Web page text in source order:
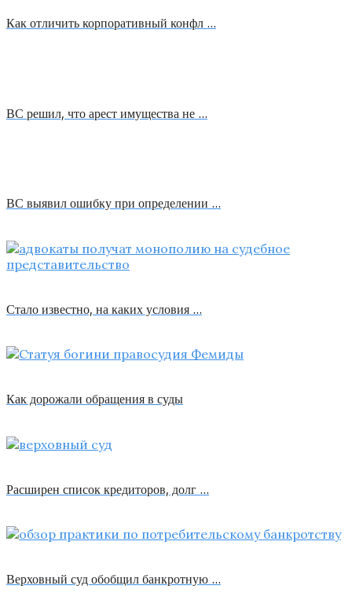
Как отличить корпоративный конфл …
ВС решил, что арест имущества не …
ВС выявил ошибку при определении …
Стало известно, на каких условия …
Как дорожали обращения в суды
Расширен список кредиторов, долг …
Верховный суд обобщил банкротную …